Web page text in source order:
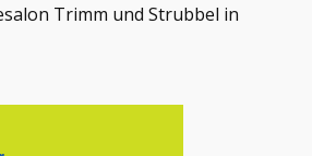
Trimm und Strubbel in